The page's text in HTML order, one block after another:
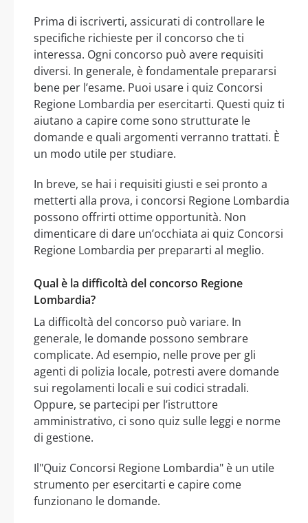
Prima di iscriverti, assicurati di controllare le
specifiche richieste per il concorso che ti
interessa. Ogni concorso può avere requisiti
diversi. In generale, è fondamentale prepararsi
bene per l’esame. Puoi usare i quiz Concorsi
Regione Lombardia per esercitarti. Questi quiz ti
aiutano a capire come sono strutturate le
domande e quali argomenti verranno trattati. È
un modo utile per studiare.
In breve, se hai i requisiti giusti e sei pronto a
metterti alla prova, i concorsi Regione Lombardia
possono offrirti ottime opportunità. Non
dimenticare di dare un’occhiata ai quiz Concorsi
Regione Lombardia per prepararti al meglio.
Qual è la difficoltà del concorso Regione
Lombardia?
La difficoltà del concorso può variare. In
generale, le domande possono sembrare
complicate. Ad esempio, nelle prove per gli
agenti di polizia locale, potresti avere domande
sui regolamenti locali e sui codici stradali.
Oppure, se partecipi per l’istruttore
amministrativo, ci sono quiz sulle leggi e norme
di gestione.
Il"Quiz Concorsi Regione Lombardia" è un utile
strumento per esercitarti e capire come
funzionano le domande.